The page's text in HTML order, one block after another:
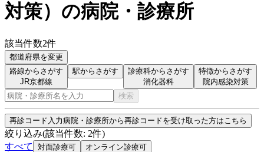
対策） の病院・診療所
該当件数2件
都道府県を変更
路線からさがす
JR京都線
駅からさがす
診療科からさがす
消化器科
特徴からさがす
院内感染対策
検索
再診コード入力病院・診療所から再診コードを受け取った方はこちら
絞り込み(該当件数: 2件)
すべて
対面診療可 オンライン診療可